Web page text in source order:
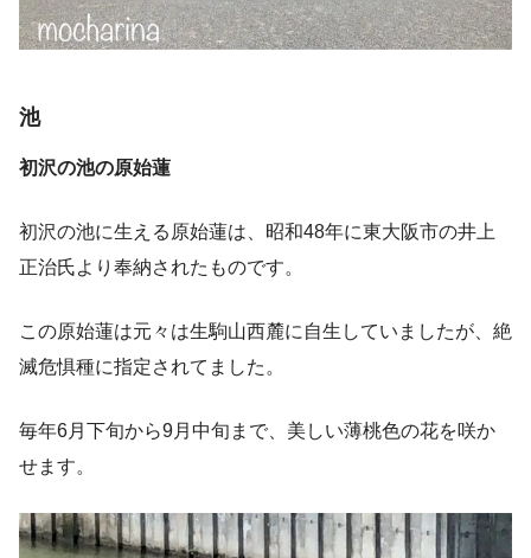
池
初沢の池の原始蓮
初沢の池に生える原始蓮は、昭和48年に東大阪市の井上
正治氏より奉納されたものです。
この原始蓮は元々は生駒山西麓に自生していましたが、絶
滅危惧種に指定されてました。
毎年6月下旬から9月中旬まで、美しい薄桃色の花を咲か
せます。